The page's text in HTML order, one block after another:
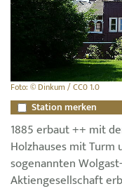
Foto: © Dinkum / CC0 1.0
Station merken
1885 erbaut ++ mit
Holzhauses mit
sogenannten
Aktiengesellschaft